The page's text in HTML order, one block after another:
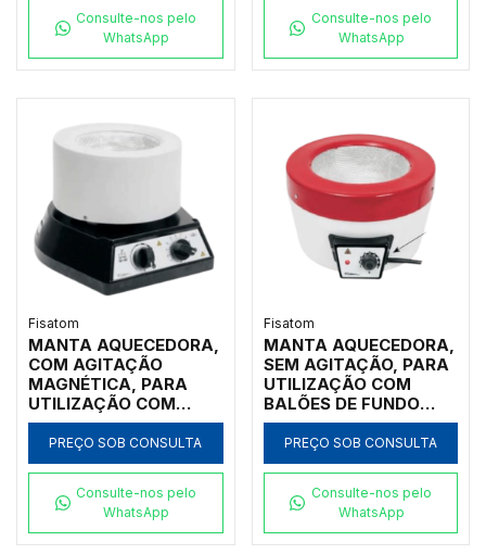
ANALÓGICO
INCORPORADO
ROTAÇÃO E
300ºC, CLASSE 300,
220V - MODELO
0052M2
Consulte-nos pelo
WhatsApp
ANALÓGICO
INCORPORADO,
ROTAÇÃO E
300ºC, CLASSE 300,
0022M2
Consulte-nos pelo
WhatsApp
Fisatom
MANTA AQUECEDORA,
COM AGITAÇÃO
MAGNÉTICA, PARA
UTILIZAÇÃO COM
BALÕES DE FUNDO
REDONDO DE 125ML,
COM REGULADOR
ANALÓGICO
INCORPORADO,
ROTAÇÃO E
PREÇO SOB CONSULTA
Consulte-nos pelo
WhatsApp
Fisatom
MANTA AQUECEDORA,
SEM AGITAÇÃO, PARA
UTILIZAÇÃO COM
BALÕES DE FUNDO
REDONDO DE 2.000ML,
COM REGULADOR
ELETRÔNICO
INCORPORADO PARA
TEMPERATURAS ATÉ
300ºC, CLASSE
PREÇO SOB CONSULTA
Consulte-nos pelo
WhatsApp